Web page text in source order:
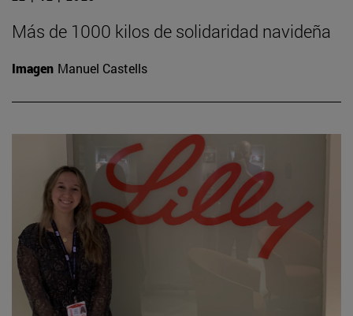
Más de 1000 kilos de solidaridad navideña
Imagen Manuel Castells